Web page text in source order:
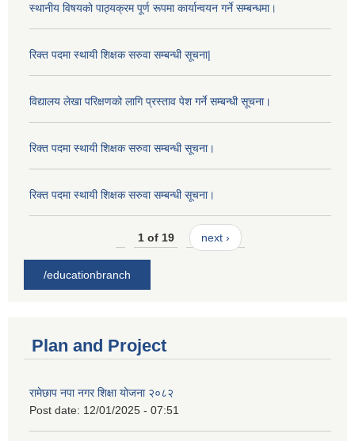
स्थानीय विषयको पाठ्यक्रम पूर्ण रूपमा कार्यान्वयन गर्ने सम्बन्धमा।
रिक्त पदमा स्थायी शिक्षक सरुवा सम्बन्धी सूचना|
विद्यालय लेखा परिक्षणको लागि प्रस्ताव पेश गर्ने सम्बन्धी सूचना।
रिक्त पदमा स्थायी शिक्षक सरुवा सम्बन्धी सूचना।
रिक्त पदमा स्थायी शिक्षक सरुवा सम्बन्धी सूचना।
1 of 19 next ›
/educationbranch
Plan and Project
रामेछाप नपा नगर शिक्षा योजना २०८२
Post date: 12/01/2025 - 07:51